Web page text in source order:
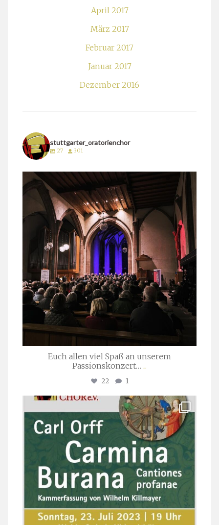
April 2017
März 2017
Februar 2017
Januar 2017
Dezember 2016
stuttgarter_oratorienchor
27 301
stuttgarter_oratorienchor
März 24
Euch allen viel Spaß an unserem
Passionskonzert… ...
22 1
stuttgarter_oratorienchor
Juli 22